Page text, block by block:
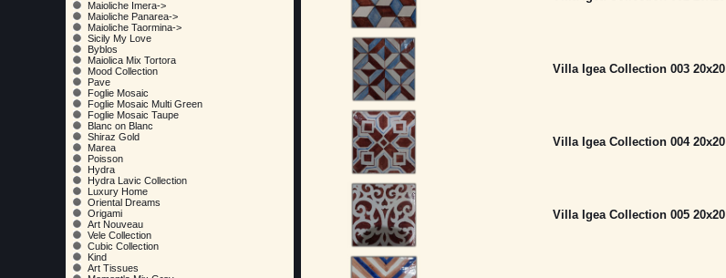
Maioliche Imera->
Maioliche Panarea->
Maioliche Taormina->
Sicily My Love
Byblos
Maiolica Mix Tortora
Mood Collection
Pave
Foglie Mosaic
Foglie Mosaic Multi Green
Foglie Mosaic Taupe
Blanc on Blanc
Shiraz Gold
Marea
Poisson
Hydra
Hydra Lavic Collection
Luxury Home
Oriental Dreams
Origami
Art Nouveau
Vele Collection
Cubic Collection
Kind
Art Tissues
Villa Igea Collection 003 20x20
Villa Igea Collection 004 20x20
Villa Igea Collection 005 20x20